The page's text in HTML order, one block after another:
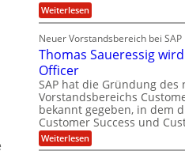
S
s
t
J
u
i
a
H
u
b
t
C
T
O
V
P
S
a
l
t
y
y
s
m
S
t
e
l
l
Weiterlesen:
A
l
f
O
n
e
G
r
o
Neuer Vorstandsbereich bei SAP
Thomas Saueressig
Officer
SAP hat die Gründung des
Vorstandsbereichs
bekannt gegeben, in dem
Customer Success und
Weiterlesen:
T